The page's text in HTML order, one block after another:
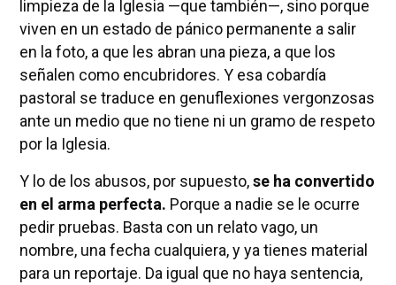
limpieza de la Iglesia —que también—, sino porque
viven en un estado de pánico permanente a salir
en la foto, a que les abran una pieza, a que los
señalen como encubridores. Y esa cobardía
pastoral se traduce en genuflexiones vergonzosas
ante un medio que no tiene ni un gramo de respeto
por la Iglesia.
Y lo de los abusos, por supuesto,se ha convertido
en el arma perfecta. Porque a nadie se le ocurre
pedir pruebas. Basta con un relato vago, un
nombre, una fecha cualquiera, y ya tienes material
para un reportaje. Da igual que no haya sentencia,